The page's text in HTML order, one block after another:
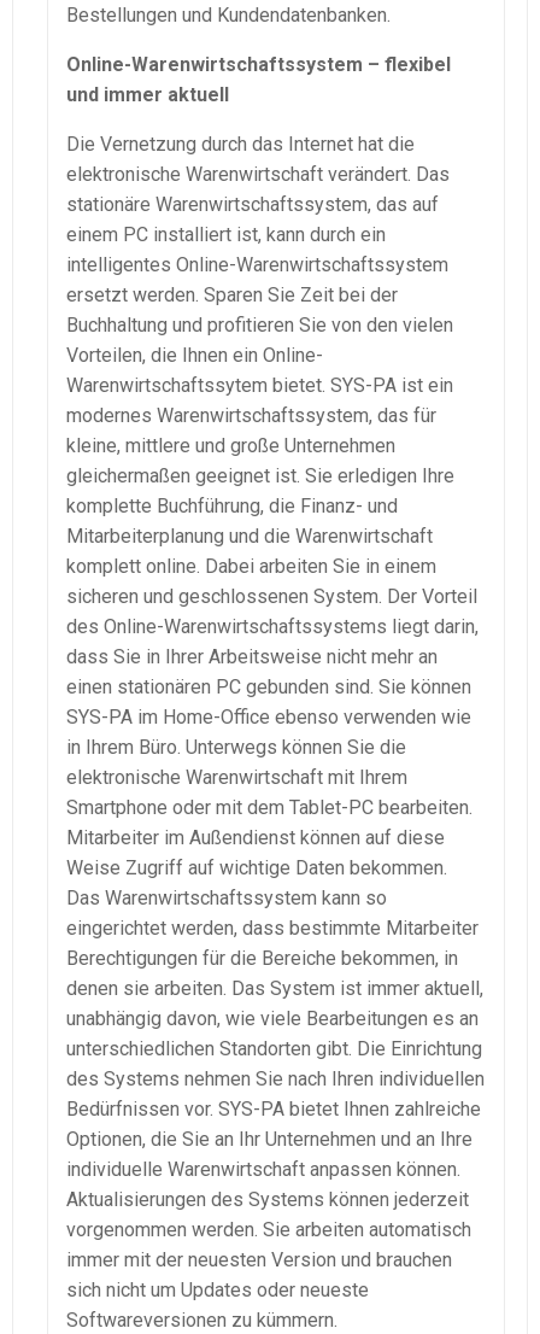
Bestellungen und Kundendatenbanken.
Online-Warenwirtschaftssystem – flexibel
und immer aktuell
Die Vernetzung durch das Internet hat die
elektronische Warenwirtschaft verändert. Das
stationäre Warenwirtschaftssystem, das auf
einem PC installiert ist, kann durch ein
intelligentes Online-Warenwirtschaftssystem
ersetzt werden. Sparen Sie Zeit bei der
Buchhaltung und profitieren Sie von den vielen
Vorteilen, die Ihnen ein Online-
Warenwirtschaftssytem bietet. SYS-PA ist ein
modernes Warenwirtschaftssystem, das für
kleine, mittlere und große Unternehmen
gleichermaßen geeignet ist. Sie erledigen Ihre
komplette Buchführung, die Finanz- und
Mitarbeiterplanung und die Warenwirtschaft
komplett online. Dabei arbeiten Sie in einem
sicheren und geschlossenen System. Der Vorteil
des Online-Warenwirtschaftssystems liegt darin,
dass Sie in Ihrer Arbeitsweise nicht mehr an
einen stationären PC gebunden sind. Sie können
SYS-PA im Home-Office ebenso verwenden wie
in Ihrem Büro. Unterwegs können Sie die
elektronische Warenwirtschaft mit Ihrem
Smartphone oder mit dem Tablet-PC bearbeiten.
Mitarbeiter im Außendienst können auf diese
Weise Zugriff auf wichtige Daten bekommen.
Das Warenwirtschaftssystem kann so
eingerichtet werden, dass bestimmte Mitarbeiter
Berechtigungen für die Bereiche bekommen, in
denen sie arbeiten. Das System ist immer aktuell,
unabhängig davon, wie viele Bearbeitungen es an
unterschiedlichen Standorten gibt. Die Einrichtung
des Systems nehmen Sie nach Ihren individuellen
Bedürfnissen vor. SYS-PA bietet Ihnen zahlreiche
Optionen, die Sie an Ihr Unternehmen und an Ihre
individuelle Warenwirtschaft anpassen können.
Aktualisierungen des Systems können jederzeit
vorgenommen werden. Sie arbeiten automatisch
immer mit der neuesten Version und brauchen
sich nicht um Updates oder neueste
Softwareversionen zu kümmern.